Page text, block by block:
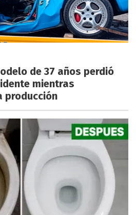
de 37 años perdió
mientras
producción